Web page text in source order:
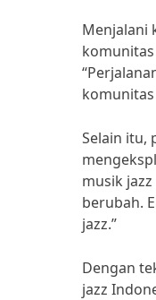
Menjalani
Selain itu,
musik
berubah.
jazz.”
Dengan
jazz